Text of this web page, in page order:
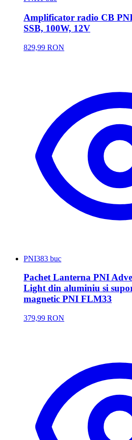
Amplificator radio CB
SSB, 100W, 12V
829,99 RON
PNI383 buc
Pachet Lanterna PNI
Light din aluminiu si
magnetic PNI FLM33
379,99 RON